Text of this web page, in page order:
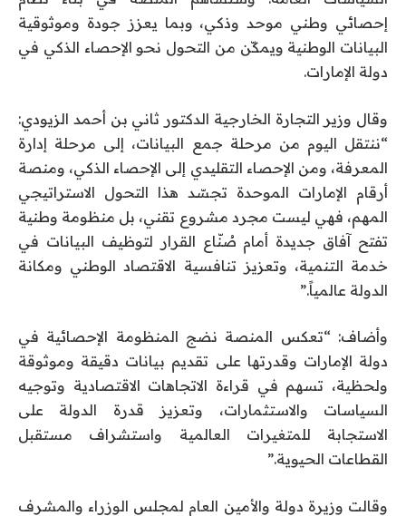
إحصائي وطني موحد وذكي، وبما يعزز جودة وموثوقية
البيانات الوطنية ويمكّن من التحول نحو الإحصاء الذكي في
دولة الإمارات.
وقال وزير التجارة الخارجية الدكتور ثاني بن أحمد الزيودي:
“ننتقل اليوم من مرحلة جمع البيانات، إلى مرحلة إدارة
المعرفة، ومن الإحصاء التقليدي إلى الإحصاء الذكي، ومنصة
أرقام الإمارات الموحدة تجسّد هذا التحول الاستراتيجي
المهم، فهي ليست مجرد مشروع تقني، بل منظومة وطنية
تفتح آفاق جديدة أمام صُنّاع القرار لتوظيف البيانات في
خدمة التنمية، وتعزيز تنافسية الاقتصاد الوطني ومكانة
الدولة عالمياً.”
وأضاف: “تعكس المنصة نضج المنظومة الإحصائية في
دولة الإمارات وقدرتها على تقديم بيانات دقيقة وموثوقة
ولحظية، تسهم في قراءة الاتجاهات الاقتصادية وتوجيه
السياسات والاستثمارات، وتعزيز قدرة الدولة على
الاستجابة للمتغيرات العالمية واستشراف مستقبل
القطاعات الحيوية.”
وقالت وزيرة دولة والأمين العام لمجلس الوزراء والمشرف